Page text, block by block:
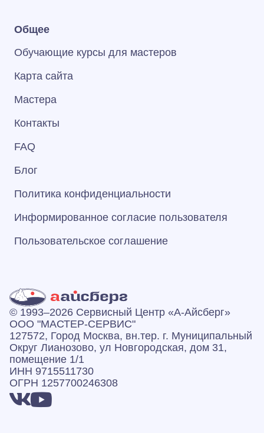
Общее
Обучающие курсы для мастеров
Карта сайта
Мастера
Контакты
FAQ
Блог
Политика конфиденциальности
Информированное согласие пользователя
Пользовательское соглашение
© 1993–2026 Сервисный Центр «А‑Айсберг»
ООО "МАСТЕР-СЕРВИС"
127572, Город Москва, вн.тер. г. Муниципальный
Округ Лианозово, ул Новгородская, дом 31,
помещение 1/1
ИНН 9715511730
ОГРН 1257700246308